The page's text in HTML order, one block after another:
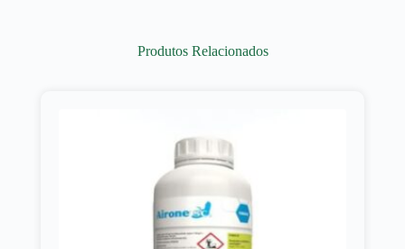
Produtos Relacionados